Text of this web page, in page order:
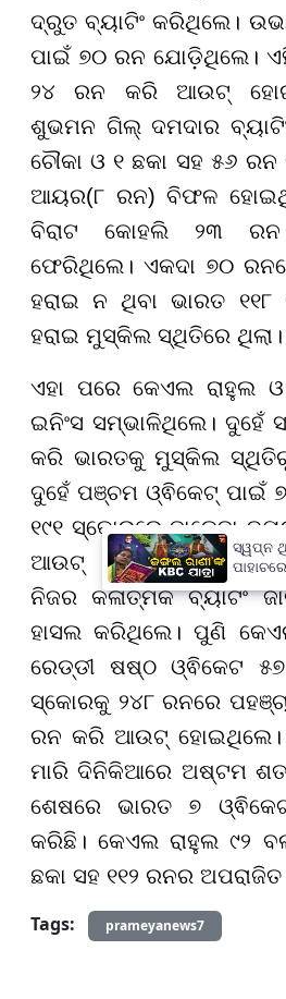
ଦ୍ରୁତ ବ୍ୟାଟିଂ କରିଥିଲେ।
ପାଇଁ ୭୦ ରନ ଯୋଡ଼ିଥିଲେ।
୨୪ ରନ କରି ଆଉଟ୍
ଶୁଭମନ ଗିଲ୍ ଦମଦାର
ଚୌକା ଓ ୧ ଛକା ସହ ୫୬
ଆୟର(୮ ରନ) ବିଫଳ
ବିରାଟ କୋହଲି ୨୩
ଫେରିଥିଲେ। ଏକଦା ୭୦
ହରାଇ ନ ଥିବା ଭାରତ
ହରାଇ ମୁସ୍କିଲ ସ୍ଥିତିରେ ଥିଲା।
ଏହା ପରେ କେଏଲ ରାହୁଲ ଓ
ଇନିଂସ ସମ୍ଭାଳିଥିଲେ। ଦୁହେଁ
କରି ଭାରତକୁ ମୁସ୍କିଲ ସ୍ଥିତିରୁ
ଦୁହେଁ ପଞ୍ଚମ ଓ୍ଵିକେଟ୍ ପାଇଁ
୧୯୧ ସ୍କୋରରେ ଜାଡ଼େଜା
ଆଉଟ୍ ହୋଇଥିଲେ।
ନିଜର କଳାତ୍ମକ ବ୍ୟାଟିଂ
ହାସଲ କରିଥିଲେ। ପୁଣି
ରେଡ୍ଡୀ ଷଷ୍ଠ ଓ୍ଵିକେଟ
ସ୍କୋରକୁ ୨୪୮ ରନରେ
ରନ କରି ଆଉଟ୍ ହୋଇଥିଲେ।
ମାରି ଦିନିକିଆରେ ଅଷ୍ଟମ
ଶେଷରେ ଭାରତ ୭
କରିଛି। କେଏଲ ରାହୁଲ ୯୨
ଛକା ସହ ୧୧୨ ରନର
Tags:
prameyanews7
ସ୍ୱପ୍ନ
ଜୟନ୍ତି